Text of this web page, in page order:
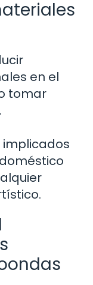
en el
tomar
implicados